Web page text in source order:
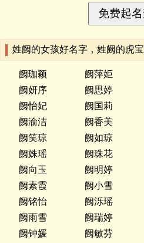
姓阙的女孩好名字，姓阙的虎
阙珈颖 阙萍姖
阙妍序
阙思婷
阙怡妃
阙国莉
阙渝洁
阙香美
阙笑琼
阙如琼
阙姝瑶
阙珠花
阙向玉
阙明婷
阙素霞
阙小雪
阙铭怡
阙泺瑶
阙雨雪
阙瑞婷
阙钟媛
阙敏芬